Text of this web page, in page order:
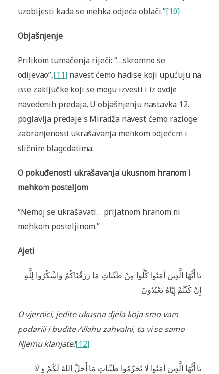
uzobijesti kada se mehka odjeća oblači.”[10]
Objašnjenje
Prilikom tumačenja riječi: “…skromno se
odijevao”,[11]navest ćemo hadise koji upućuju na
iste zaključke koji se mogu izvesti i iz ovdje
navedenih predaja. U objašnjenju nastavka 12.
poglavlja predaje s Miradža navest ćemo razloge
zabranjenosti ukrašavanja mehkom odjećom i
sličnim blagodatima.
O pokuđenosti ukrašavanja ukusnom hranom i
mehkom posteljom
“Nemoj se ukrašavati… prijatnom hranom ni
mehkom posteljinom.”
Ajeti
يَا أَيُّهَا الَّذِينَ آمَنُوا كُلُوا مِنْ طَيِّبَاتِ مَا رَزَقْنَاكُمْ وَاشْكُرُوا لِلَّهِ
إِنْ كُنْتُمْ إِيَّاهُ تَعْبُدُونَ
O vjernici, jedite ukusna djela koja smo vam
podarili i budite Allahu zahvalni, ta vi se samo
Njemu klanjate![12]
يَا أَيُّهَا الَّذِينَ آمَنُوا لَا تُحَرِّمُوا طَيِّبَاتِ مَا أَحَلَّ اللهُ لَكُمْ وَ لَا